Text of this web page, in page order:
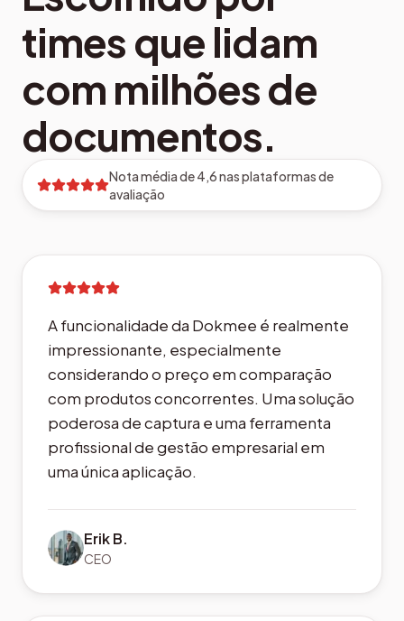
Escolhido por
times que lidam
com milhões de
documentos.
Nota média de 4,6 nas plataformas de
A funcionalidade da Dokmee é realmente
impressionante, especialmente
considerando o preço em comparação
com produtos concorrentes. Uma solução
poderosa de captura e uma ferramenta
profissional de gestão empresarial em
Erik B.
CEO